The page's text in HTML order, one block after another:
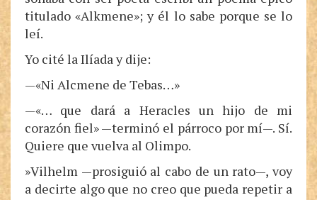
titulado «Alkmene»; y él lo sabe porque se lo
leí.
Yo cité la Ilíada y dije:
—«Ni Alcmene de Tebas…»
—«… que dará a Heracles un hijo de mi
corazón fiel» —terminó el párroco por mí—. Sí.
Quiere que vuelva al Olimpo.
»Vilhelm —prosiguió al cabo de un rato—, voy
a decirte algo que no creo que pueda repetir a